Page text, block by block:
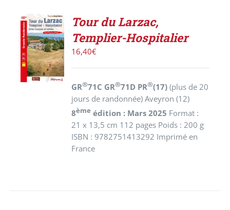
AJOUTER
AU
PANIER
/
DÉTAILS
Tour du Larzac,
Templier-Hospitalier
16,40€
GR®71C GR®71D PR®(17)(plus de 20
jours de randonnée) Aveyron (12)
8ème édition : Mars 2025 Format :
21 x 13,5 cm 112 pages Poids : 200 g
ISBN : 9782751413292 Imprimé en
France